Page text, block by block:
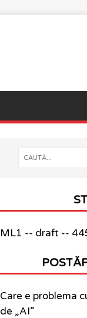
ML1 -- draft --
Care e problema
de „AI”